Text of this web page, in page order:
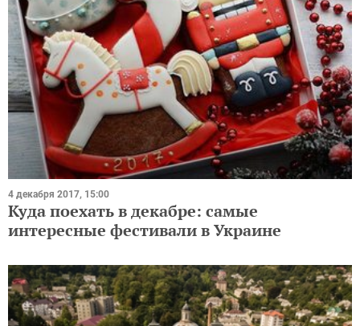
4 декабря 2017, 15:00
Куда поехать в декабре: самые
интересные фестивали в Украине